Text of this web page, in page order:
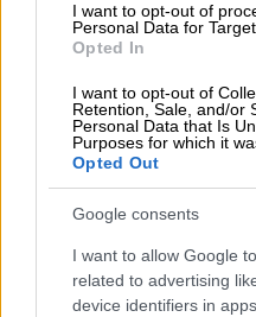
I want to opt-out of
Personal Data for
Opted In
I want to opt-out of
Retention, Sale, and/or
Personal Data that Is
Purposes for which it
Opted Out
Google consents
I want to allow Google
related to advertising
device identifiers in
Ταξίδι, χωριό,
βροχή, υγρασία, ήλιος,
εκκλησία, εγκαίνια,
πρωί, βράδυ,
κουτάβια, φαγητό,
ουρανός, σύννεφα,
υπόσχεση…
Πάσχα!